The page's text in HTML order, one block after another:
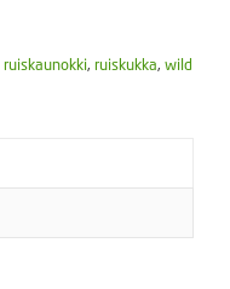
ruiskaunokki, ruiskukka, wild